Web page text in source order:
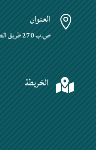
2025-2026 قسم الميكانيك  العنوان
ص.ب 270 طريق الصومعة البليدة
 الخريطة